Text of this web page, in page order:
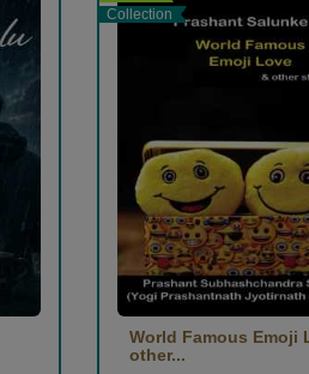
Collection
World Famous Emoji
other...